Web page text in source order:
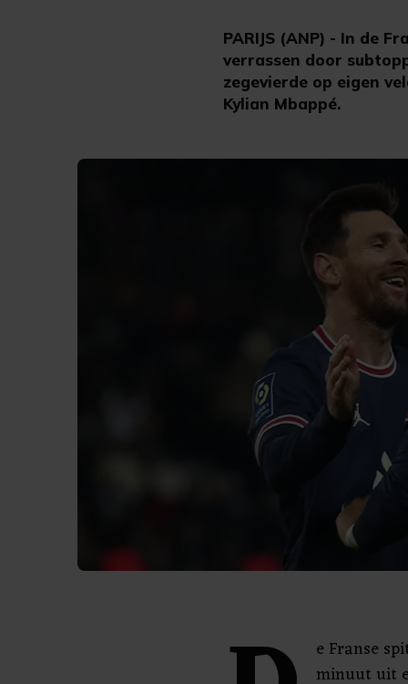
PARIJS (ANP) - In de
verrassen door
zegevierde op eigen
Kylian Mbappé.
e Franse
minuut uit